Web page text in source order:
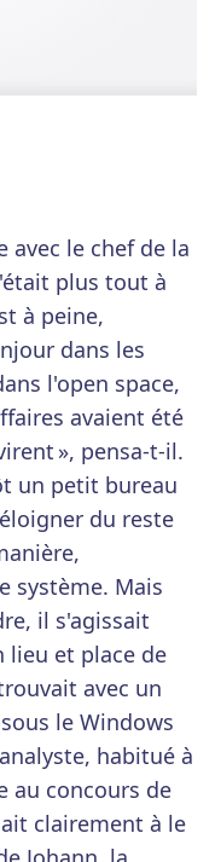
le chef de la
plus tout à
à peine,
dans les
l'open space,
avaient été
», pensa-t-il.
un petit bureau
du reste
système. Mais
il s'agissait
lieu et place de
avec un
le Windows
habitué à
au concours de
clairement à le